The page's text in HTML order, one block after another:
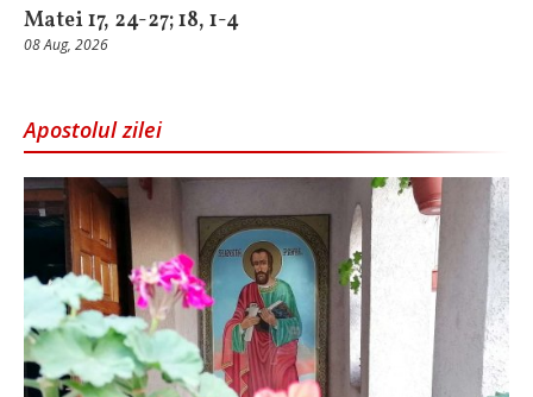
Matei 17, 24-27; 18, 1-4
08 Aug, 2026
Apostolul zilei